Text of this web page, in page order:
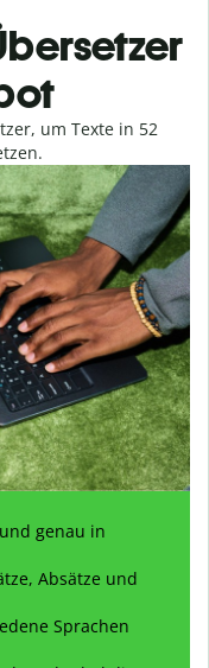
um Texte in 52
genau in
Absätze und
Sprachen